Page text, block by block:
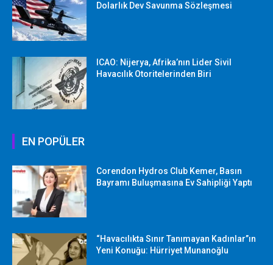
Dolarlık Dev Savunma Sözleşmesi
ICAO: Nijerya, Afrika’nın Lider Sivil
Havacılık Otoritelerinden Biri
EN POPÜLER
Corendon Hydros Club Kemer, Basın
Bayramı Buluşmasına Ev Sahipliği Yaptı
“Havacılıkta Sınır Tanımayan Kadınlar”ın
Yeni Konuğu: Hürriyet Munanoğlu